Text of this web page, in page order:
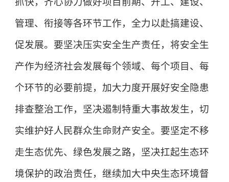
管理、衔接等各环节工作，全力以赴搞建设、
促发展。要坚决压实安全生产责任，将安全生
产作为经济社会发展每个领域、每个项目、每
个环节的必要前提，加大力度开展好安全隐患
排查整治工作，坚决遏制特重大事故发生，切
实维护好人民群众生命财产安全。要坚定不移
走生态优先、绿色发展之路，坚决扛起生态环
境保护的政治责任，继续加大中央生态环境督